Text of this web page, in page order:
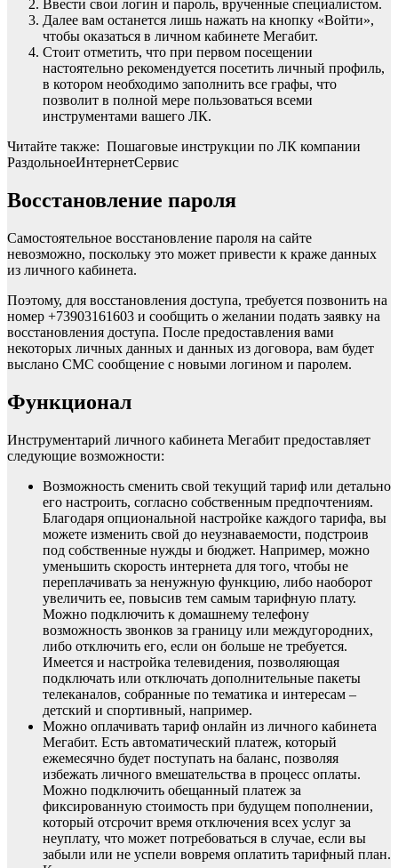
Ввести свои логин и пароль, врученные специалистом.
Далее вам останется лишь нажать на кнопку «Войти»,
чтобы оказаться в личном кабинете Мегабит.
Стоит отметить, что при первом посещении
настоятельно рекомендуется посетить личный профиль,
в котором необходимо заполнить все графы, что
позволит в полной мере пользоваться всеми
инструментами вашего ЛК.
Читайте также: Пошаговые инструкции по ЛК компании
РаздольноеИнтернетСервис
Восстановление пароля
Самостоятельное восстановление пароля на сайте
невозможно, поскольку это может привести к краже данных
из личного кабинета.
Поэтому, для восстановления доступа, требуется позвонить на
номер +73903161603 и сообщить о желании подать заявку на
восстановления доступа. После предоставления вами
некоторых личных данных и данных из договора, вам будет
выслано СМС сообщение с новыми логином и паролем.
Функционал
Инструментарий личного кабинета Мегабит предоставляет
следующие возможности:
Возможность сменить свой текущий тариф или детально
его настроить, согласно собственным предпочтениям.
Благодаря опциональной настройке каждого тарифа, вы
можете изменить свой до неузнаваемости, подстроив
под собственные нужды и бюджет. Например, можно
уменьшить скорость интернета для того, чтобы не
переплачивать за ненужную функцию, либо наоборот
увеличить ее, повысив тем самым тарифную плату.
Можно подключить к домашнему телефону
возможность звонков за границу или междугородних,
либо отключить его, если он больше не требуется.
Имеется и настройка телевидения, позволяющая
подключать или отключать дополнительные пакеты
телеканалов, собранные по тематика и интересам –
детский и спортивный, например.
Можно оплачивать тариф онлайн из личного кабинета
Мегабит. Есть автоматический платеж, который
ежемесячно будет поступать на баланс, позволяя
избежать личного вмешательства в процесс оплаты.
Можно подключить обещанный платеж за
фиксированную стоимость при будущем пополнении,
который отсрочит время отключения всех услуг за
неуплату, что может потребоваться в случае, если вы
забыли или не успели вовремя оплатить тарифный план.